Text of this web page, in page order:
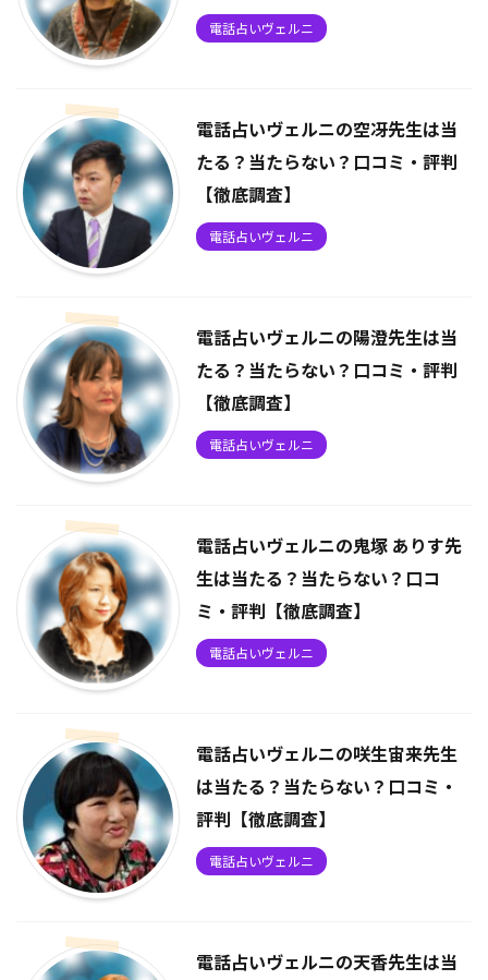
電話占いヴェルニ
電話占いヴェルニの空冴先生は当
たる？当たらない？口コミ・評判
【徹底調査】
電話占いヴェルニ
電話占いヴェルニの陽澄先生は当
たる？当たらない？口コミ・評判
【徹底調査】
電話占いヴェルニ
電話占いヴェルニの鬼塚 ありす先
生は当たる？当たらない？口コ
ミ・評判【徹底調査】
電話占いヴェルニ
電話占いヴェルニの咲生宙来先生
は当たる？当たらない？口コミ・
評判【徹底調査】
電話占いヴェルニ
電話占いヴェルニの天香先生は当